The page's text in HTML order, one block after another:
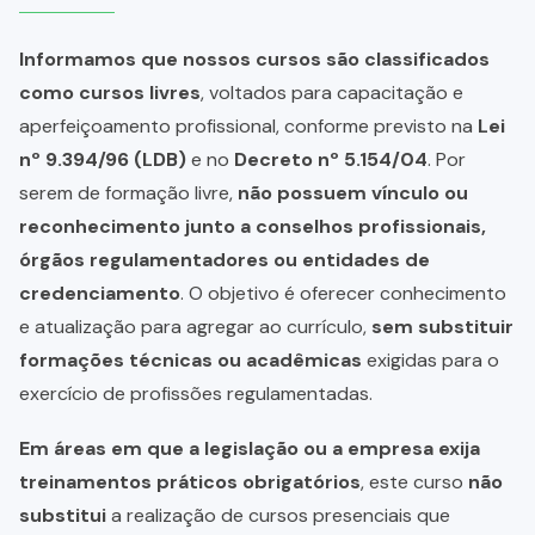
Informamos que nossos cursos são classificados
como cursos livres, voltados para capacitação e
aperfeiçoamento profissional, conforme previsto na Lei
nº 9.394/96 (LDB)e no Decreto nº 5.154/04. Por
serem de formação livre, não possuem vínculo ou
reconhecimento junto a conselhos profissionais,
órgãos regulamentadores ou entidades de
credenciamento. O objetivo é oferecer conhecimento
e atualização para agregar ao currículo, sem substituir
formações técnicas ou acadêmicas exigidas para o
exercício de profissões regulamentadas.
Em áreas em que a legislação ou a empresa exija
treinamentos práticos obrigatórios, este curso não
substituia realização de cursos presenciais que